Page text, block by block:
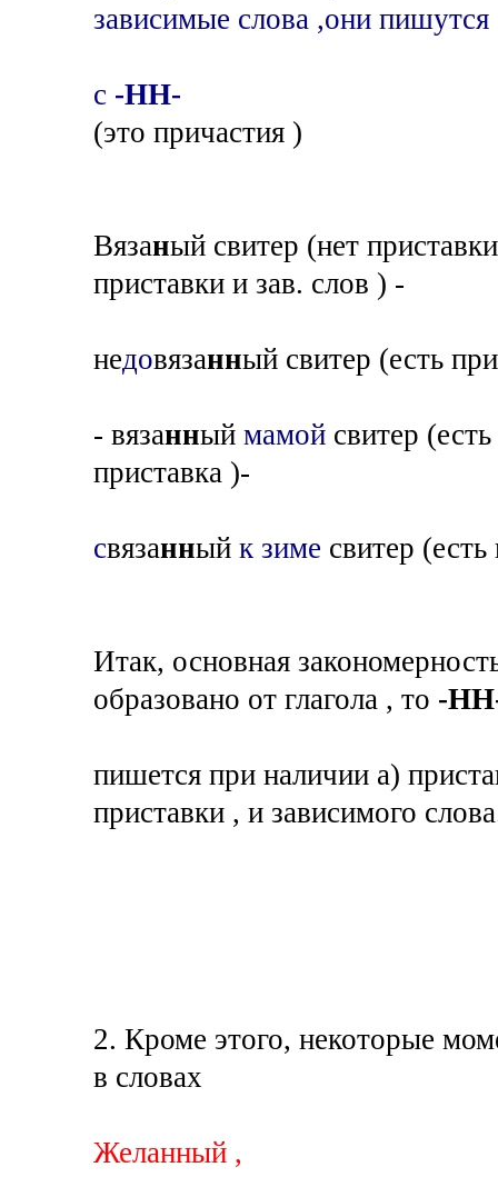
зависимые слова ,они пишутся
с -НН-
(это причастия )
Вязаный свитер (нет
приставки и зав. слов ) -
недовязанный свитер (есть
- вязанный мамойсвитер
приставка )-
связанный к зиме свитер
Итак, основная
образовано от глагола , то -
пишется при наличии а)
приставки , и зависимого
2. Кроме этого, некоторые
в словах
Желанный ,